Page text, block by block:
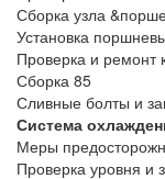
Сборка узла
Установка
Проверка и ремонт
Сборка 85
Сливные болты и
Система
Меры
Проверка уровня и